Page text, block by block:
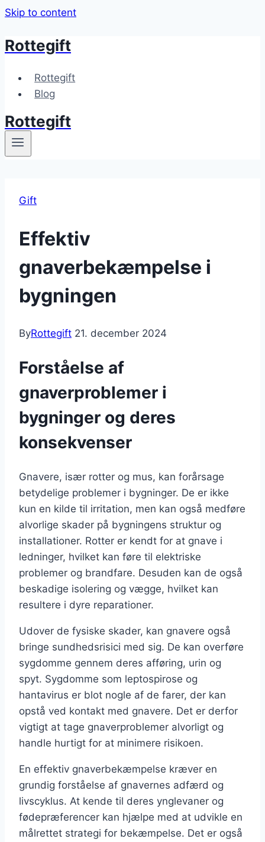
Skip to content
Rottegift
Rottegift
Blog
Rottegift
Gift
Effektiv
gnaverbekæmpelse i
bygningen
ByRottegift 21. december 2024
Forståelse af
gnaverproblemer i
bygninger og deres
konsekvenser
Gnavere, især rotter og mus, kan forårsage
betydelige problemer i bygninger. De er ikke
kun en kilde til irritation, men kan også medføre
alvorlige skader på bygningens struktur og
installationer. Rotter er kendt for at gnave i
ledninger, hvilket kan føre til elektriske
problemer og brandfare. Desuden kan de også
beskadige isolering og vægge, hvilket kan
resultere i dyre reparationer.
Udover de fysiske skader, kan gnavere også
bringe sundhedsrisici med sig. De kan overføre
sygdomme gennem deres afføring, urin og
spyt. Sygdomme som leptospirose og
hantavirus er blot nogle af de farer, der kan
opstå ved kontakt med gnavere. Det er derfor
vigtigt at tage gnaverproblemer alvorligt og
handle hurtigt for at minimere risikoen.
En effektiv gnaverbekæmpelse kræver en
grundig forståelse af gnavernes adfærd og
livscyklus. At kende til deres ynglevaner og
fødepræferencer kan hjælpe med at udvikle en
målrettet strategi for bekæmpelse. Det er også